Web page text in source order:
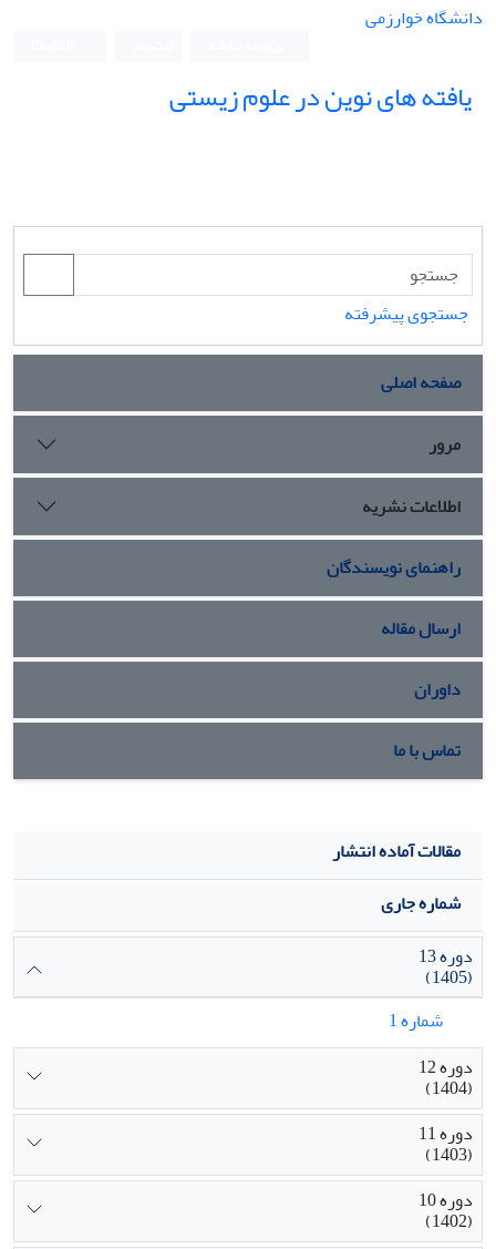
دانشگاه خوارزمی
یافته های نوین در علوم زیستی
جستجوی پیشرفته
صفحه اصلی
مرور
اطلاعات نشریه
راهنمای نویسندگان
ارسال مقاله
داوران
تماس با ما
مقالات آماده انتشار
شماره جاری
دوره 13
(1405)
شماره 1
دوره 12
(1404)
دوره 11
(1403)
دوره 10
(1402)